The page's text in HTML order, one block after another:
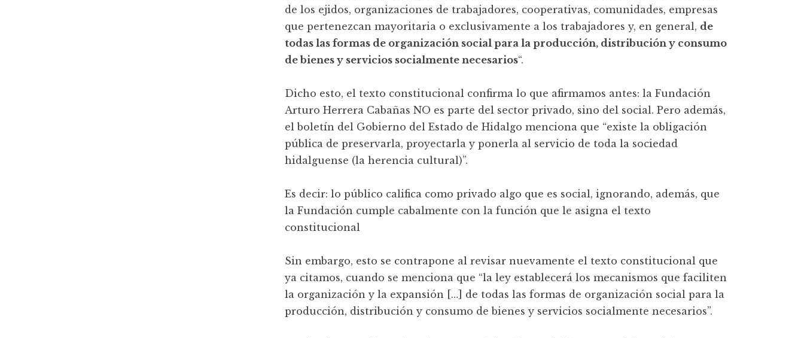
de los ejidos, organizaciones de trabajadores, cooperativas, comunidades, empresas
que pertenezcan mayoritaria o exclusivamente a los trabajadores y, en general, de
todas las formas de organización social para la producción, distribución y consumo
de bienes y servicios socialmente necesarios“.
Dicho esto, el texto constitucional confirma lo que afirmamos antes: la Fundación
Arturo Herrera Cabañas NO es parte del sector privado, sino del social. Pero además,
el boletín del Gobierno del Estado de Hidalgo menciona que “existe la obligación
pública de preservarla, proyectarla y ponerla al servicio de toda la sociedad
hidalguense (la herencia cultural)”.
Es decir: lo público califica como privado algo que es social, ignorando, además, que
la Fundación cumple cabalmente con la función que le asigna el texto
constitucional
Sin embargo, esto se contrapone al revisar nuevamente el texto constitucional que
ya citamos, cuando se menciona que “la ley establecerá los mecanismos que faciliten
la organización y la expansión […] de todas las formas de organización social para la
producción, distribución y consumo de bienes y servicios socialmente necesarios”.